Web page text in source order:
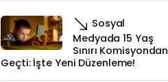
Sosyal
Medyada 15 Yaş
Sınırı Komisyondan
Geçti: İşte Yeni Düzenleme!